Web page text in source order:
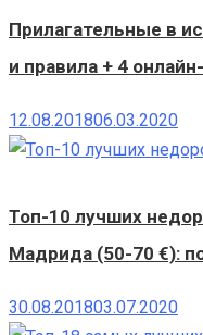
Прилагательные в
и правила + 4
12.08.201806.03.2020
Топ-10 лучших
Мадрида (50-70 €):
30.08.201803.07.2020